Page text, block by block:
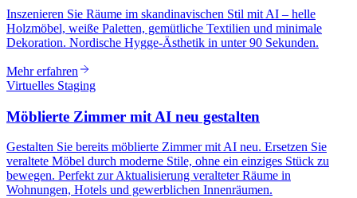
Inszenieren Sie Räume im skandinavischen Stil mit AI – helle
Holzmöbel, weiße Paletten, gemütliche Textilien und minimale
Dekoration. Nordische Hygge-Ästhetik in unter 90 Sekunden.
Mehr erfahren
Virtuelles Staging
Möblierte Zimmer mit AI neu gestalten
Gestalten Sie bereits möblierte Zimmer mit AI neu. Ersetzen Sie
veraltete Möbel durch moderne Stile, ohne ein einziges Stück zu
bewegen. Perfekt zur Aktualisierung veralteter Räume in
Wohnungen, Hotels und gewerblichen Innenräumen.